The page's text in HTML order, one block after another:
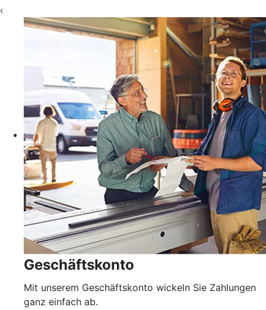
‹
Geschäftskonto
Mit unserem Geschäftskonto wickeln Sie Zahlungen
ganz einfach ab.